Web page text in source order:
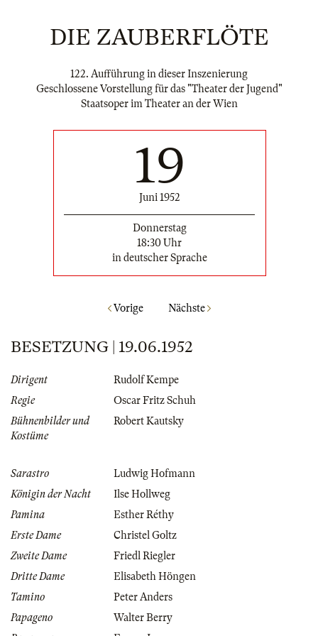
DIE ZAUBERFLÖTE
122. Aufführung in dieser Inszenierung
Geschlossene Vorstellung für das "Theater der Jugend"
Staatsoper im Theater an der Wien
19
Juni 1952
Donnerstag
18:30 Uhr
in deutscher Sprache
Vorige Nächste
BESETZUNG | 19.06.1952
Dirigent
Rudolf Kempe
Regie
Oscar Fritz Schuh
Bühnenbilder und
Kostüme
Robert Kautsky
Sarastro
Ludwig Hofmann
Königin der Nacht
Ilse Hollweg
Pamina
Esther Réthy
Erste Dame
Christel Goltz
Zweite Dame
Friedl Riegler
Dritte Dame
Elisabeth Höngen
Tamino
Peter Anders
Papageno
Walter Berry